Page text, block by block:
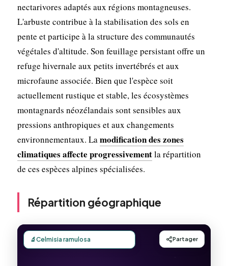
nectarivores adaptés aux régions montagneuses.
L'arbuste contribue à la stabilisation des sols en
pente et participe à la structure des communautés
végétales d'altitude. Son feuillage persistant offre un
refuge hivernale aux petits invertébrés et aux
microfaune associée. Bien que l'espèce soit
actuellement rustique et stable, les écosystèmes
montagnards néozélandais sont sensibles aux
pressions anthropiques et aux changements
environnementaux. Lamodification des zones
climatiques affecte progressivementla répartition
de ces espèces alpines spécialisées.
Répartition géographique